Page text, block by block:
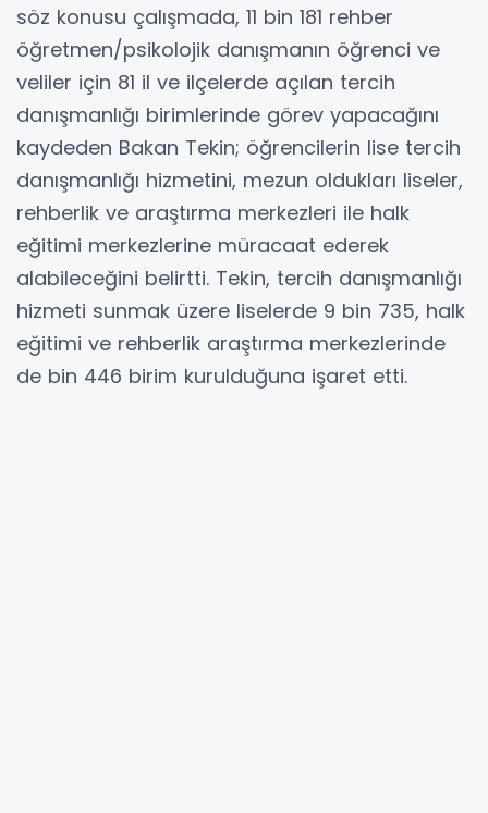
söz konusu çalışmada, 11 bin 181 rehber
öğretmen/psikolojik danışmanın öğrenci ve
veliler için 81 il ve ilçelerde açılan tercih
danışmanlığı birimlerinde görev yapacağını
kaydeden Bakan Tekin; öğrencilerin lise tercih
danışmanlığı hizmetini, mezun oldukları liseler,
rehberlik ve araştırma merkezleri ile halk
eğitimi merkezlerine müracaat ederek
alabileceğini belirtti. Tekin, tercih danışmanlığı
hizmeti sunmak üzere liselerde 9 bin 735, halk
eğitimi ve rehberlik araştırma merkezlerinde
de bin 446 birim kurulduğuna işaret etti.